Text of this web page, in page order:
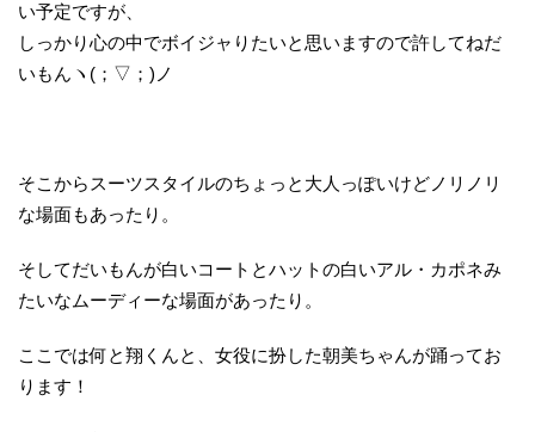
い予定ですが、
しっかり心の中でボイジャりたいと思いますので許してねだ
いもんヽ(；▽；)ノ
そこからスーツスタイルのちょっと大人っぽいけどノリノリ
な場面もあったり。
そしてだいもんが白いコートとハットの白いアル・カポネみ
たいなムーディーな場面があったり。
ここでは何と翔くんと、女役に扮した朝美ちゃんが踊ってお
ります！